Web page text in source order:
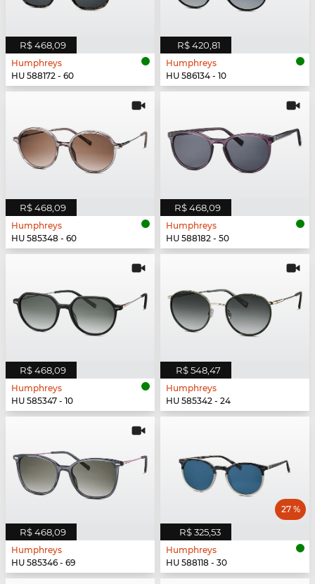
R$ 468,09
Humphreys
HU 588172 - 60
R$ 420,81
Humphreys
HU 586134 - 10
R$ 468,09
Humphreys
HU 585348 - 60
R$ 468,09
Humphreys
HU 588182 - 50
R$ 468,09
Humphreys
HU 585347 - 10
R$ 548,47
Humphreys
HU 585342 - 24
R$ 468,09
Humphreys
HU 585346 - 69
R$ 325,53
27 %
Humphreys
HU 588118 - 30